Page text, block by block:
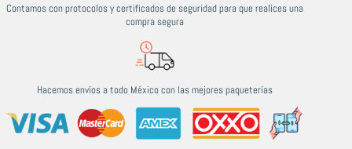
Contamos con protocolos y certificados de seguridad para que realices una
compra segura
Hacemos envíos a todo México con las mejores paqueterías